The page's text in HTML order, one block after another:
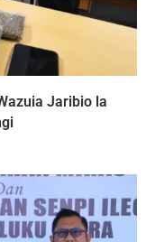
Jaribio la